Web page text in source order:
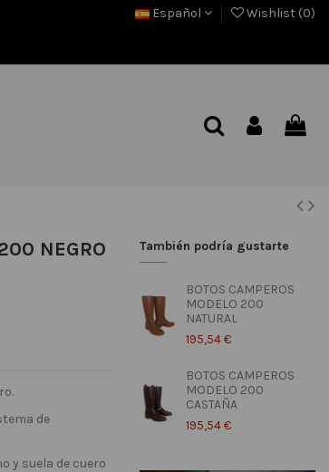
Español Wishlist (0)
NEGRO
de
y suela de cuero
También podría gustarte
BOTOS CAMPEROS
MODELO 200
NATURAL
195,54 €
BOTOS CAMPEROS
MODELO 200
CASTAÑA
195,54 €